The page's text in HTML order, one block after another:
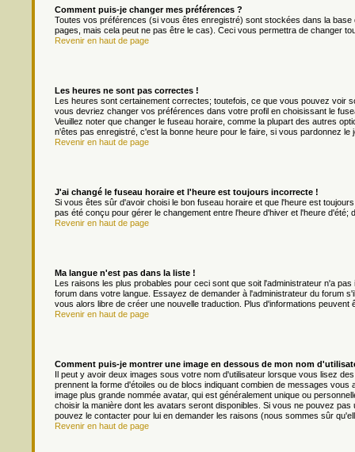
Comment puis-je changer mes préférences ?
Toutes vos préférences (si vous êtes enregistré) sont stockées dans la
pages, mais cela peut ne pas être le cas). Ceci vous permettra de changer
Revenir en haut de page
Les heures ne sont pas correctes !
Les heures sont certainement correctes; toutefois, ce que vous pouvez voir
vous devriez changer vos préférences dans votre profil en choisissant le
Veuillez noter que changer le fuseau horaire, comme la plupart des autres
n'êtes pas enregistré, c'est la bonne heure pour le faire, si vous pardonnez le
Revenir en haut de page
J'ai changé le fuseau horaire et l'heure est toujours incorrecte !
Si vous êtes sûr d'avoir choisi le bon fuseau horaire et que l'heure est
pas été conçu pour gérer le changement entre l'heure d'hiver et l'heure
Revenir en haut de page
Ma langue n'est pas dans la liste !
Les raisons les plus probables pour ceci sont que soit l'administrateur n'a
forum dans votre langue. Essayez de demander à l'administrateur du forum
vous alors libre de créer une nouvelle traduction. Plus d'informations
Revenir en haut de page
Comment puis-je montrer une image en dessous de mon nom
Il peut y avoir deux images sous votre nom d'utilisateur lorsque vous lisez
prennent la forme d'étoiles ou de blocs indiquant combien de messages
image plus grande nommée avatar, qui est généralement unique ou
choisir la manière dont les avatars seront disponibles. Si vous ne pouvez
pouvez le contacter pour lui en demander les raisons (nous sommes sûr
Revenir en haut de page